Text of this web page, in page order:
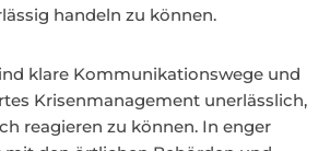
handeln zu können.
klare Kommunikationswege und
Krisenmanagement unerlässlich,
reagieren zu können. In enger